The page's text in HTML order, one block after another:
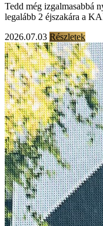
Tedd még izgalmasabbá
legalább 2 éjszakára a
2026.07.03 Részletek